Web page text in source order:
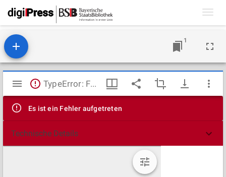
1
Mirador
Viewer
TypeError: Failed to fetch
Es ist ein Fehler aufgetreten
Technische Details